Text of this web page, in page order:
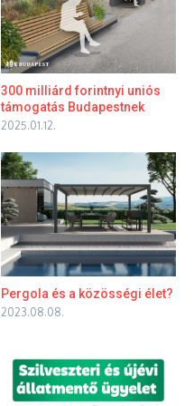
300 milliárd forintnyi uniós
támogatás Budapestnek
2025.01.12.
Pergola és a közösségi élet?
2023.08.08.